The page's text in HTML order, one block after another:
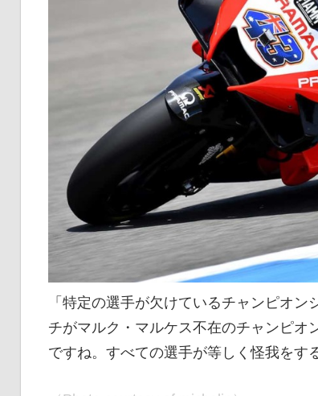
「特定の選手が欠けているチャンピオ
チがマルク・マルケス不在のチャンピオ
ですね。すべての選手が等しく怪我をす